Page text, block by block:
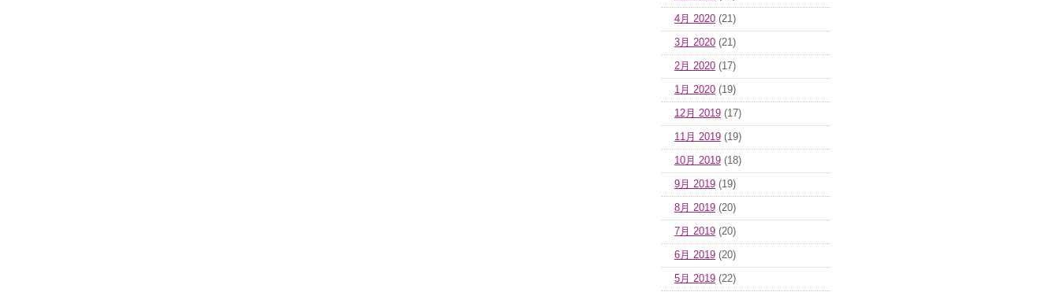
4月 2020 (21)
3月 2020 (21)
2月 2020 (17)
1月 2020 (19)
12月 2019 (17)
11月 2019 (19)
10月 2019 (18)
9月 2019 (19)
8月 2019 (20)
7月 2019 (20)
6月 2019 (20)
5月 2019 (22)